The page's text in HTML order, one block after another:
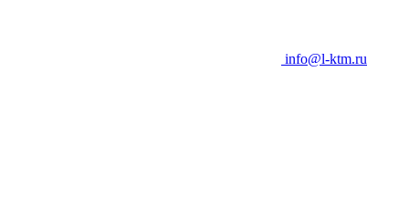
info@l-ktm.ru